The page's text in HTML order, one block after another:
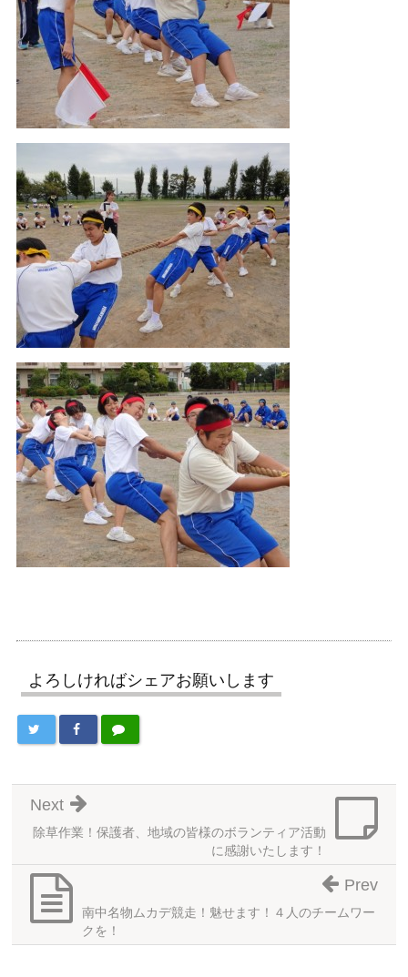
よろしければシェアお願いします
除草作業！保護者、地域の皆様のボランティア活動
に感謝いたします！
Next
南中名物ムカデ競走！魅せます！４人のチームワー
クを！
Prev